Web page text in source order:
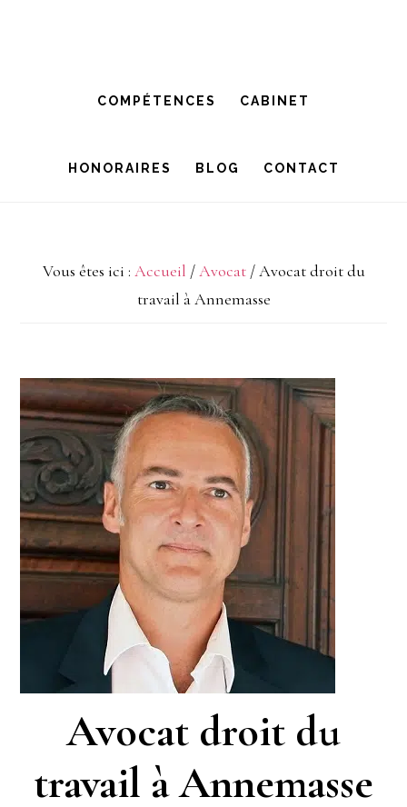
principale
COMPÉTENCES CABINET
HONORAIRES BLOG CONTACT
Vous êtes ici : Accueil / Avocat /Avocat droit du
travail à Annemasse
Avocat droit du
travail à Annemasse